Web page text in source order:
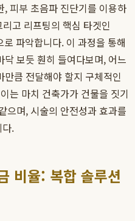
피부 초음파 진단기를 이용하
고 리프팅의 핵심 타겟인
파악합니다. 이 과정을 통해
보듯 훤히 들여다보며, 어느
큼 전달해야 할지 구체적인
는 마치 건축가가 건물을 짓기
으며, 시술의 안전성과 효과를
.
비율: 복합 솔루션